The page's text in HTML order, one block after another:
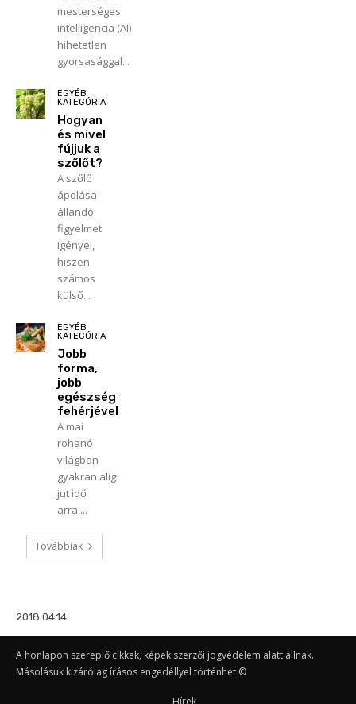
mesterséges
intelligencia (AI)
hihetetlen
gyorsasággal...
EGYÉB
KATEGÓRIA
Hogyan
és mivel
fújjuk a
szőlőt?
A szőlő
ápolása
állandó
figyelmet
igényel,
hiszen
számos
külső...
EGYÉB
KATEGÓRIA
Jobb
forma,
jobb
egészség
fehérjével
A mai
rohanó
világban
gyakran alig
jut idő
arra,...
Továbbiak
2018.04.14.
A honlapon szereplő cikkek, képek szerzői jogvédelem alatt állnak.
Másolásuk kizárólag írásos engedéllyel történhet ©